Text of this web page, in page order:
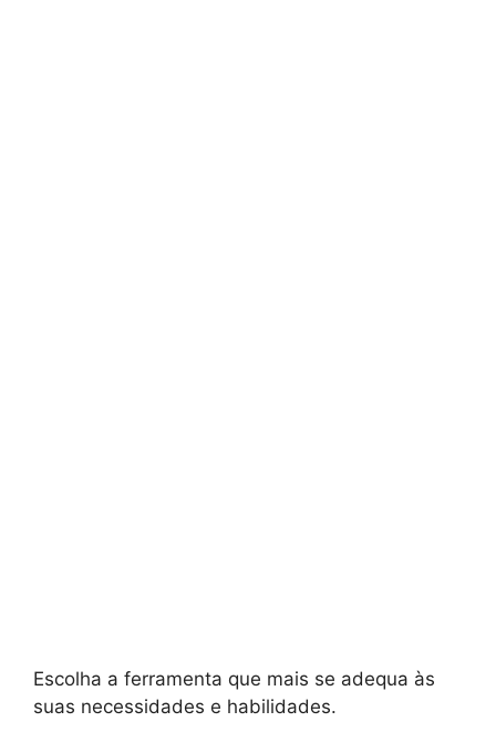
Escolha a ferramenta que mais se adequa às
suas necessidades e habilidades.